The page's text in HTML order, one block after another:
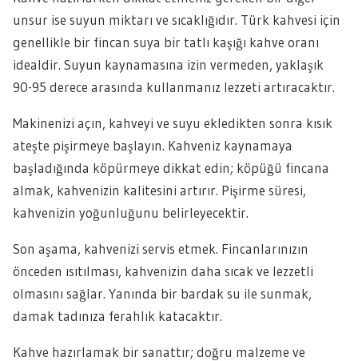
unsur ise suyun miktarı ve sıcaklığıdır. Türk kahvesi için
genellikle bir fincan suya bir tatlı kaşığı kahve oranı
idealdir. Suyun kaynamasına izin vermeden, yaklaşık
90-95 derece arasında kullanmanız lezzeti artıracaktır.
Makinenizi açın, kahveyi ve suyu ekledikten sonra kısık
ateşte pişirmeye başlayın. Kahveniz kaynamaya
başladığında köpürmeye dikkat edin; köpüğü fincana
almak, kahvenizin kalitesini artırır. Pişirme süresi,
kahvenizin yoğunluğunu belirleyecektir.
Son aşama, kahvenizi servis etmek. Fincanlarınızın
önceden ısıtılması, kahvenizin daha sıcak ve lezzetli
olmasını sağlar. Yanında bir bardak su ile sunmak,
damak tadınıza ferahlık katacaktır.
Kahve hazırlamak bir sanattır; doğru malzeme ve